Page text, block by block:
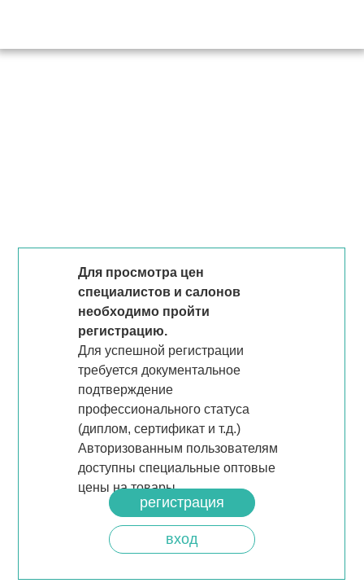
Для просмотра цен
специалистов и салонов
необходимо пройти
регистрацию.
Для успешной регистрации
требуется документальное
подтверждение
профессионального статуса
(диплом, сертификат и т.д.)
Авторизованным пользователям
доступны специальные оптовые
цены на товары.
регистрация
вход